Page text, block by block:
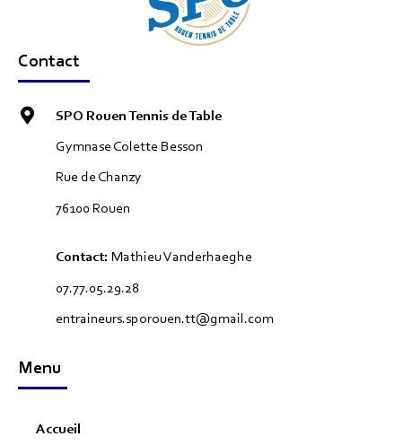
Contact
SPO Rouen Tennis de Table
Gymnase Colette Besson
Rue de Chanzy
76100 Rouen
Contact: Mathieu Vanderhaeghe
07.77.05.29.28
entraineurs.sporouen.tt@gmail.com
Menu
Accueil